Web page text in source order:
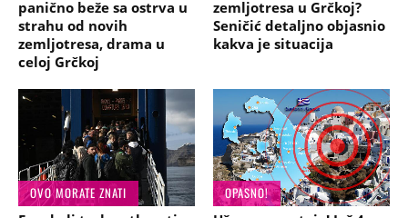
panično beže sa ostrva u
strahu od novih
zemljotresa, drama u
celoj Grčkoj
zemljotresa u Grčkoj?
Seničić detaljno objasnio
kakva je situacija
OVO MORATE ZNATI
OPASNO!